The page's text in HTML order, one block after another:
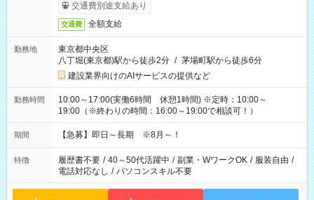
交通費別途支給あり
交通費 全額支給
勤務地
東京都中央区
八丁堀(東京都)駅から徒歩2分 / 茅場町駅から徒歩6分
建設業界向けのAIサービスの提供など
勤務時間
10:00～17:00(実働6時間 休憩1時間) ※定時：10:00～
19:00（※終わりの時間：16:00～19:00で相談可！）
期間 【急募】即日～長期 ※8月～！
特徴 履歴書不要 / 40～50代活躍中 / 副業・WワークOK / 服装自由 /
電話対応なし / パソコンスキル不要